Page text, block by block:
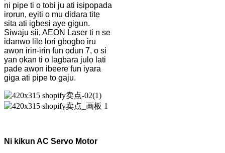
ni pipe ti o tobi ju ati iṣipopada
irọrun, eyiti o mu didara titẹ
sita ati igbesi aye gigun.
Siwaju sii, AEON Laser ti n ṣe
idanwo lile lori gbogbo iru
awọn irin-irin fun ọdun 7, o si
yan ọkan ti o lagbara julọ lati
pade awọn ibeere fun iyara
giga ati pipe to gaju.
Ni kikun AC Servo Motor